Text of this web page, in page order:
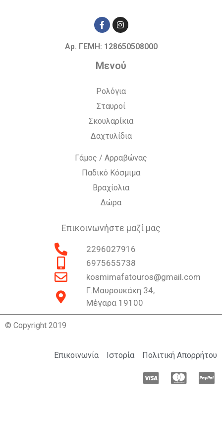
Αρ. ΓΕΜΗ: 128650508000
Μενού
Ρολόγια
Σταυροί
Σκουλαρίκια
Δαχτυλίδια
Γάμος / Αρραβώνας
Παδικό Κόσμιμα
Βραχίολια
Δώρα
Επικοινωνήστε μαζί μας
2296027916
6975655738
kosmimafatouros@gmail.com
Γ.Μαυρουκάκη 34,
Μέγαρα 19100
© Copyright 2019
Επικοινωνία Ιστορία Πολιτική Απορρήτου